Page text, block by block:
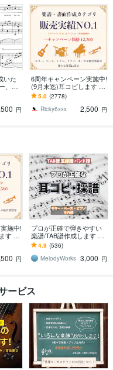
いた
、素
レ
円
6周年キャンペーン実施中!
(9月末迄)耳コピします TA
B譜、ドラム譜可♪ 1パー
トフルコーラス¥2,500
5.0 (2778)
Ricky6xxx
2,500 円
施中!
TA
ー
円
プロが正確で弾きやすい
楽譜/TAB譜作成します 採
譜実績1000件！あなた
の"弾きたい"をお手伝いし
ます。
4.9 (536)
MelodyWorks 3,000 円
ービス